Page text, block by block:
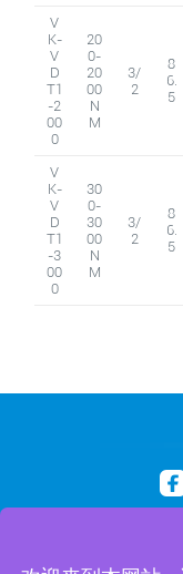
V
K-
V
D
T1
-2
00
0
20
0-
20
00
N
M
3/
2
8
6.
5
V
K-
V
D
T1
-3
00
0
30
0-
30
00
N
M
3/
2
8
6.
5